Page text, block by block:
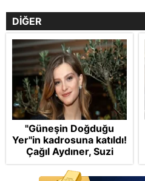
DİĞER
"Güneşin Doğduğu
Yer"in kadrosuna katıldı!
Çağıl Aydıner, Suzi
karakteriyle geliyor